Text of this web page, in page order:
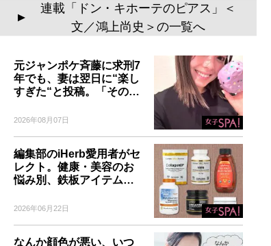
▲
連載「ドン・キホーテのピアス」＜
文／鴻上尚史＞の一覧へ
元ジャンポケ斉藤に求刑7
年でも、妻は翌日に“楽し
すぎた“と投稿。「その…
2026年08月07日
編集部のiHerb愛用者がセ
レクト。健康・美容のお
悩み別、鉄板アイテム…
2026年06月22日
なんか顔色が悪い、いつ